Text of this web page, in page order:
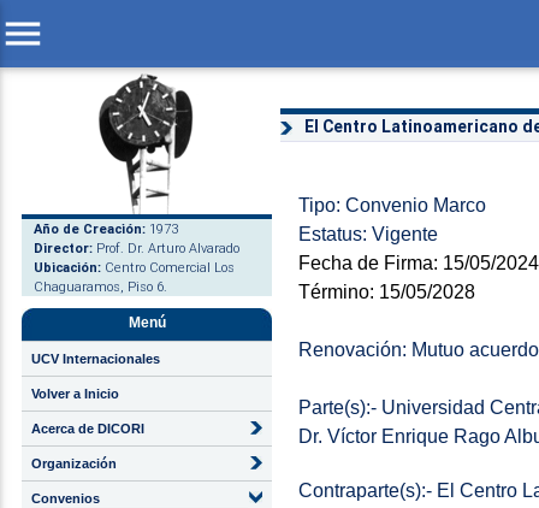
menu
Año de Creación: 1973
Director: Prof. Dr. Arturo Alvarado
Ubicación: Centro Comercial Los
Chaguaramos, Piso 6.
Menú
UCV Internacionales
Volver a Inicio
Acerca de DICORI
Organización
Convenios
El Centro Latinoamericano
Tipo: Convenio Marco
Estatus: Vigente
Fecha de Firma: 15/05/2024
Término: 15/05/2028
Renovación: Mutuo
Parte(s):- Universidad
Dr. Víctor Enrique Rago
Contraparte(s):- El Centro